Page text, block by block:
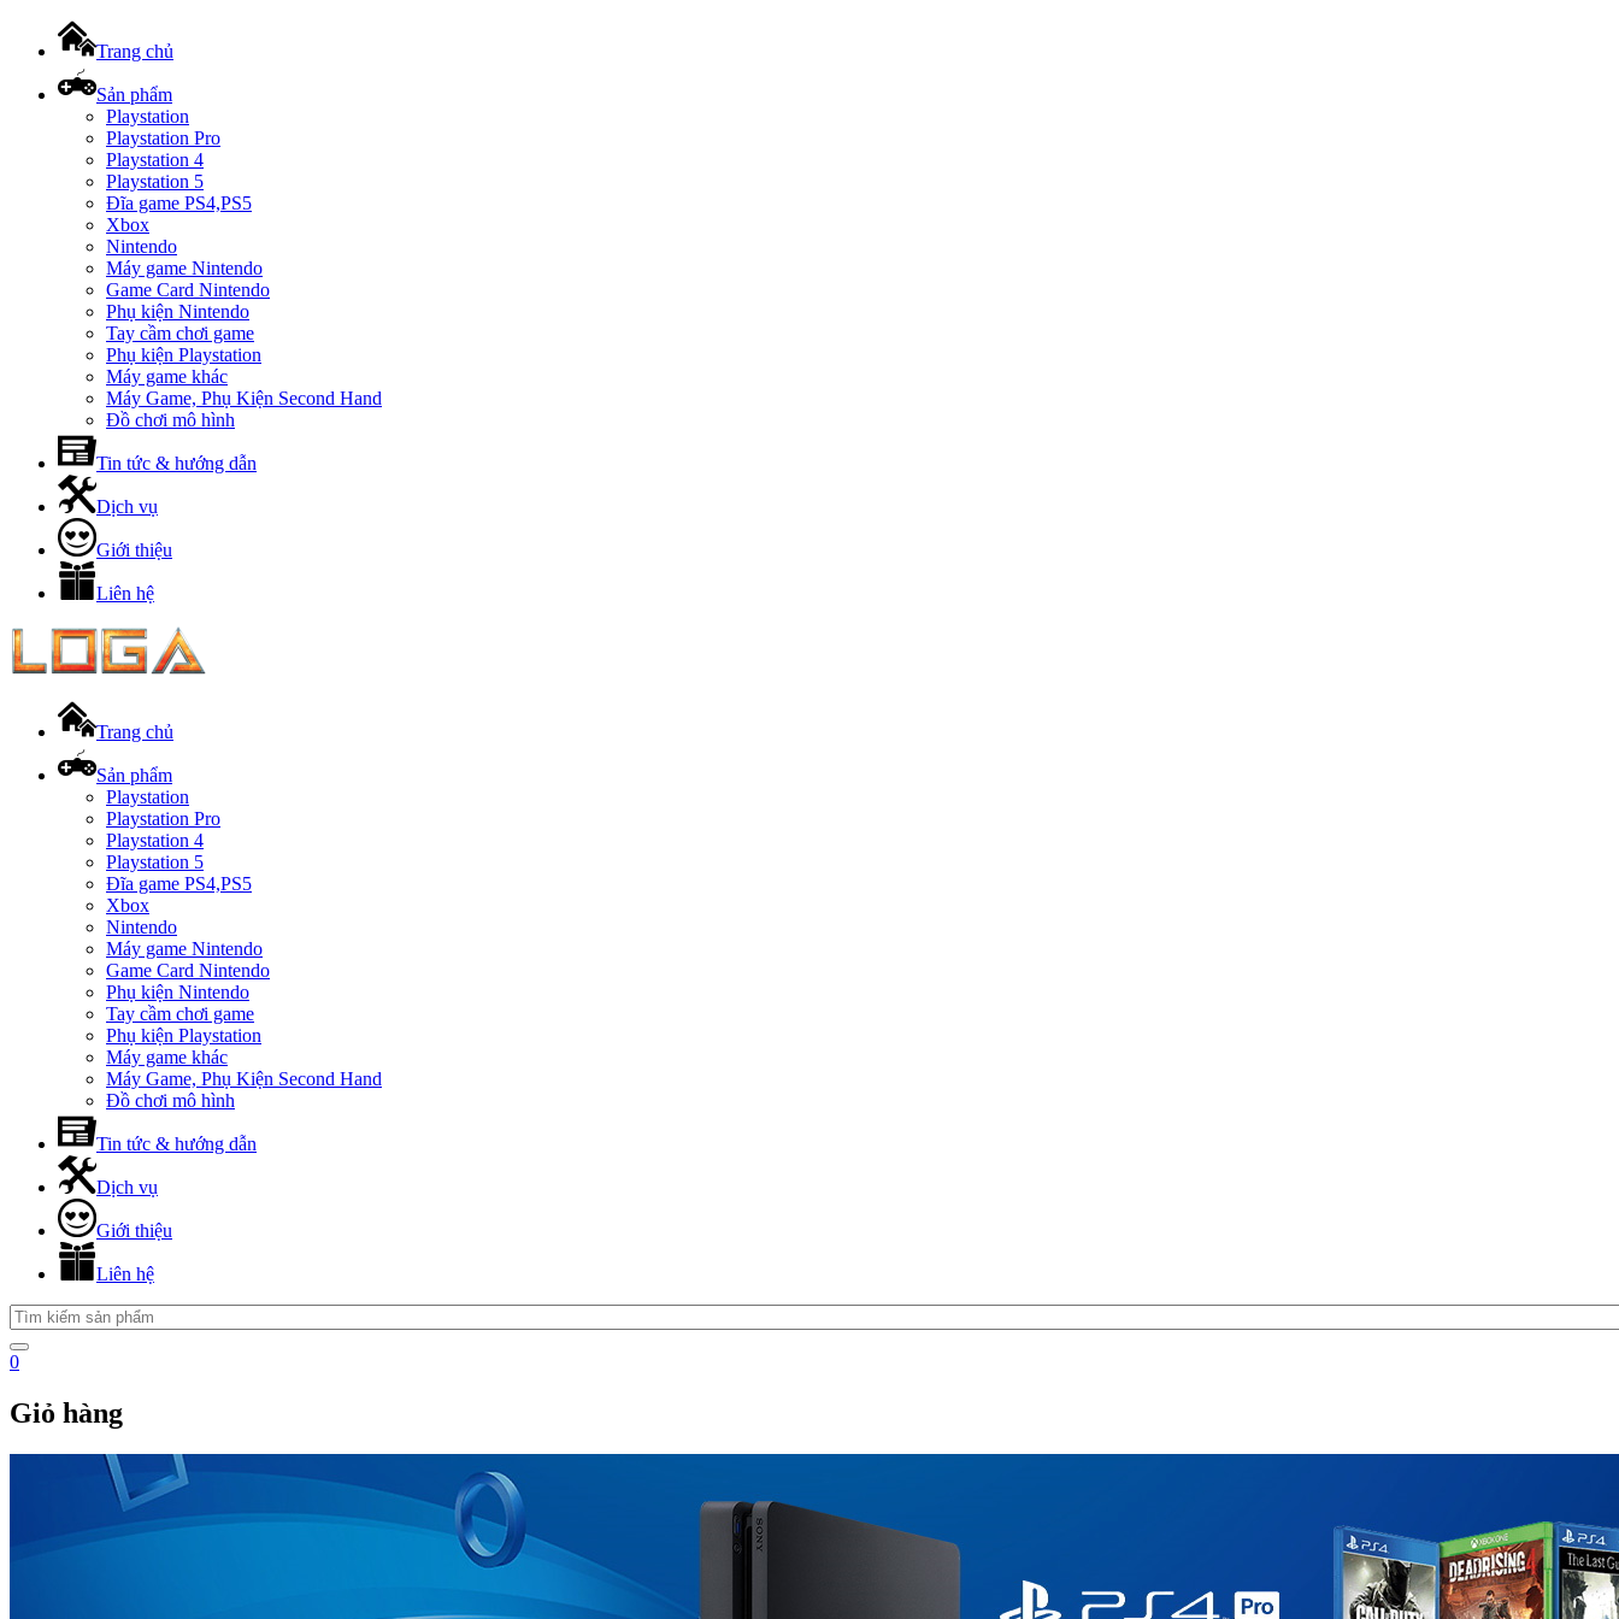
Trang chủ
Sản phẩm
Playstation
Playstation Pro
Playstation 4
Playstation 5
Đĩa game PS4,PS5
Xbox
Nintendo
Máy game Nintendo
Game Card Nintendo
Phụ kiện Nintendo
Tay cầm chơi game
Phụ kiện Playstation
Máy game khác
Máy Game, Phụ Kiện Second Hand
Đồ chơi mô hình
Tin tức & hướng dẫn
Dịch vụ
Giới thiệu
Liên hệ
Trang chủ
Sản phẩm
Playstation
Playstation Pro
Playstation 4
Playstation 5
Đĩa game PS4,PS5
Xbox
Nintendo
Máy game Nintendo
Game Card Nintendo
Phụ kiện Nintendo
Tay cầm chơi game
Phụ kiện Playstation
Máy game khác
Máy Game, Phụ Kiện Second Hand
Đồ chơi mô hình
Tin tức & hướng dẫn
Dịch vụ
Giới thiệu
Liên hệ
0
Giỏ hàng